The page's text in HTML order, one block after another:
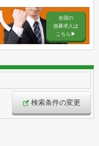
全国の
急募求人は
こちら▶︎
検索条件の変更